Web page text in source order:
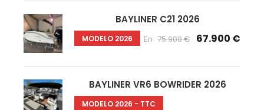
BAYLINER C21 2026
MODELO 2026 En 75.900 € 67.900 €
BAYLINER VR6 BOWRIDER 2026
MODELO 2026 - TTC